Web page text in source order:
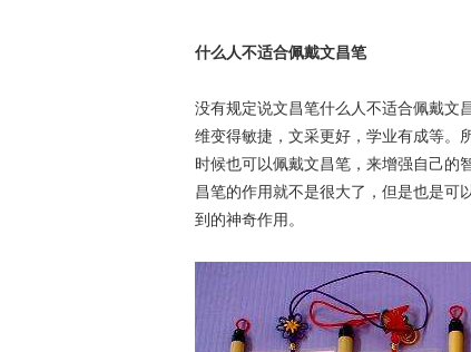
什么人不适合佩戴文昌笔
没有规定说文昌笔什么人不适合佩戴文
维变得敏捷，文采更好，学业有成等。
时候也可以佩戴文昌笔，来增强自己的
昌笔的作用就不是很大了，但是也是可
到的神奇作用。